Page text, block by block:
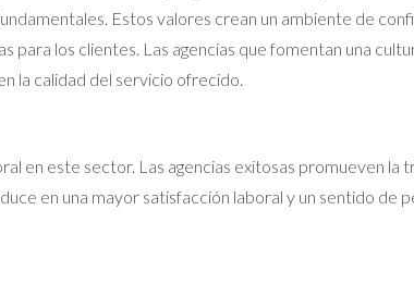
Estos valores crean un ambiente de
para los clientes. Las agencias que fomentan una
la calidad del servicio ofrecido.
en este sector. Las agencias exitosas promueven
en una mayor satisfacción laboral y un sentido